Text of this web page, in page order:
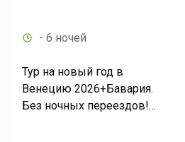
- 6 ночей
Тур на новый год в
Венецию 2026+Бавария.
Без ночных переездов!